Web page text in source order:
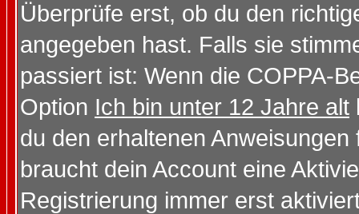
Überprüfe erst, ob du den
angegeben hast. Falls sie
passiert ist: Wenn die COPPA-
Option Ich bin unter 12 Jahre alt
du den erhaltenen
braucht dein Account eine
Registrierung immer erst